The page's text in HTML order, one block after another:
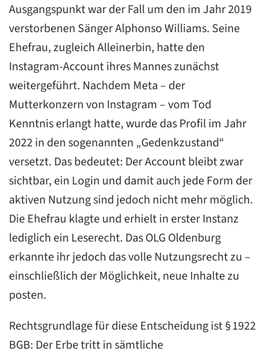
Ausgangspunkt war der Fall um den im Jahr 2019
verstorbenen Sänger Alphonso Williams. Seine
Ehefrau, zugleich Alleinerbin, hatte den
Instagram-Account ihres Mannes zunächst
weitergeführt. Nachdem Meta – der
Mutterkonzern von Instagram – vom Tod
Kenntnis erlangt hatte, wurde das Profil im Jahr
2022 in den sogenannten „Gedenkzustand“
versetzt. Das bedeutet: Der Account bleibt zwar
sichtbar, ein Login und damit auch jede Form der
aktiven Nutzung sind jedoch nicht mehr möglich.
Die Ehefrau klagte und erhielt in erster Instanz
lediglich ein Leserecht. Das OLG Oldenburg
erkannte ihr jedoch das volle Nutzungsrecht zu –
einschließlich der Möglichkeit, neue Inhalte zu
posten.
Rechtsgrundlage für diese Entscheidung ist § 1922
BGB: Der Erbe tritt in sämtliche